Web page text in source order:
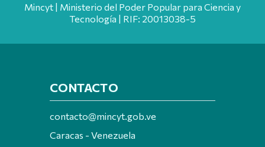
Mincyt | Ministerio del Poder Popular para Ciencia y
Tecnología | RIF: 20013038-5
CONTACTO
contacto@mincyt.gob.ve
Caracas - Venezuela